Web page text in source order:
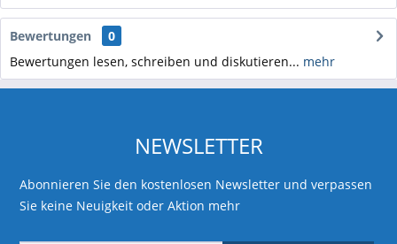
Bewertungen
0
Bewertungen lesen, schreiben und diskutieren... mehr
NEWSLETTER
Abonnieren Sie den kostenlosen Newsletter und verpassen
Sie keine Neuigkeit oder Aktion mehr